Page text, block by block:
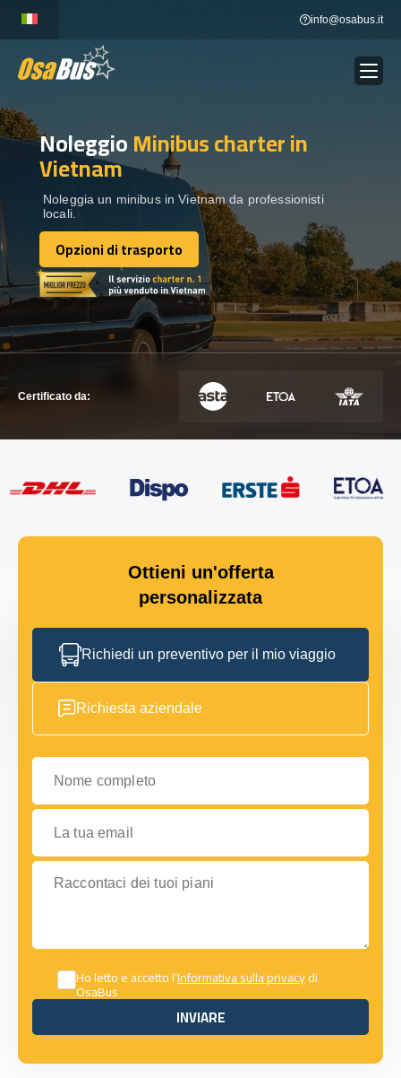
content
info@osabus.it
NOLEGGIO AUTOBUS Show dropdown
DESTINAZIONI
FLOTTA
METTITI IN CONTATTO
METTITI IN CONTATTO
NoleggioMinibus charterin
Vietnam
Noleggia un minibus in Vietnam da professionisti
locali.
Opzioni di trasporto
Opzioni di trasporto
Certificato da:
Ottieni un'offerta
personalizzata
Richiedi un preventivo per il mio viaggio
Richiesta aziendale
Nome completo
La tua email
Raccontaci dei tuoi piani
Ho letto e accetto l’Informativa sulla privacydi
OsaBus
INVIARE
INVIARE